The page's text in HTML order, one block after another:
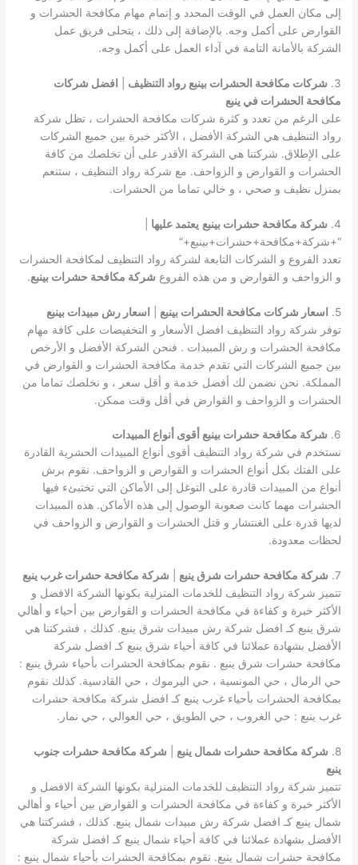
إلى مكان العمل في الوقت المحدد و إتمام مهام مكافحة الحشرات و
القوارض على أكمل وجه. بالإضافة إلى ذلك ، يتحلى فريق عمل
الشركة بالأمانة التامة في آداء العمل على أكمل وجه.
3. شركات مكافحة الحشرات بينبع رواد التنظيف
افضل شركات
مكافحة الحشرات في ينبع
على الرغم من تعدد و كثرة شركات مكافحة الحشرات ، تظل شركة
رواد التنظيف هي الشركة الأفضل ، الأكثر خبرة بين جميع الشركات
على الإطلاق. شركتنا هي الشركة الأقدر على أن تخلصك من كافة
الحشرات و القوارض و الزواحف. مع شركة رواد التنظيف ، ستنعم
بمنزل نظيف و صحي ، و خالي تماما من الحشرات.
4. شركة مكافحة حشرات بينبع يعتمد عليها
“+شركة+مكافحة+حشرات+بينبع+”
تعدد الفروع و الشركات التابعة لشركة رواد التنظيف لمكافحة الحشرات
و الزواحف و القوارض و من هذه الفروع شركة مكافحة حشرات بينبع.
5. اسعار شركات مكافحة الحشرات بينبع
اسعار رش مبيدات بينبع
توفر شركة رواد التنظيف افضل الأسعار و التخفيضات على كافة مهام
مكافحة الحشرات و رش المبيدات . فنحن الشركة الأفضل و الأرخص
بين جميع الشركات التي تقدم خدمة مكافحة الحشرات و القوارض في
المملكة. نحن نضمن لك أفضل خدمة و أقل سعر ، و نخلصك تماما من
الحشرات و الزواحف و القوارض في أقل وقت ممكن.
6.
شركة مكافحة حشرات بينبع أقوى أنواع المبيدات
نستخدم في شركة رواد التنظيف أقوى أنواع المبيدات الحشرية القادرة
على الفتك بكل أنواع الحشرات و القوارض و الزواحف. نقوم برش
أنواع من المبيدات قادرة على التوغل إلى الأماكن التي تختبئء فيها
الحشرات مهما كانت صعوبة الوصول إلى هذه الأماكن. هذه المبيدات
لديها قدرة على الغنتشار و قتل الحشرات و القوارض و الزواحف في
لحظات معدودة.
7. شركة مكافحة حشرات شرق ينبع
شركة مكافحة حشرات غرب ينبع
تتميز شركة رواد التنظيف للخدمات المنزلية بكونها الشركة الافضل و
الأكثر خبرة و كفاءة في مكافحة الحشرات و القوارض بين أحياء و أهالي
شرق ينبع كـ افضل شركة رش مبيدات شرق ينبع. كذلك ، فشركتنا هي
الأفضل بشهادة عملائنا في كافة أحياء شرق ينبع كـ افضل شركة
مكافحة حشرات شرق ينبع . نقوم بمكافحة الحشرات بأحياء شرق ينبع :
حي الرمال ، حي المونسية ، حي اليرموك ، حي القادسية. كذلك نقوم
بمكافحة الحشرات بأحياء غرب ينبع كـ افضل شركة مكافحة حشرات
غرب ينبع : حي الغروب ، حي الطويق ، حي العوالي ، حي نمار.
8. شركة مكافحة حشرات شمال ينبع
شركة مكافحة حشرات جنوب
ينبع
تتميز شركة رواد التنظيف للخدمات المنزلية بكونها الشركة الافضل و
الأكثر خبرة و كفاءة في مكافحة الحشرات و القوارض بين أحياء و أهالي
شمال ينبع كـ افضل شركة رش مبيدات شمال ينبع. كذلك ، فشركتنا هي
الأفضل بشهادة عملائنا في كافة أحياء شمال ينبع كـ افضل شركة
مكافحة حشرات شمال ينبع. نقوم بمكافحة الحشرات بأحياء شمال ينبع :